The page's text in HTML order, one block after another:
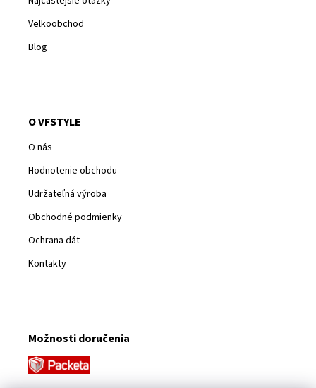
Velkoobchod
Blog
O VFSTYLE
O nás
Hodnotenie obchodu
Udržateľná výroba
Obchodné podmienky
Ochrana dát
Kontakty
Možnosti doručenia